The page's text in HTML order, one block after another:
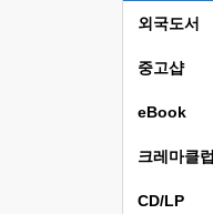
외국도서
중고샵
eBook
크레마클럽
CD/LP